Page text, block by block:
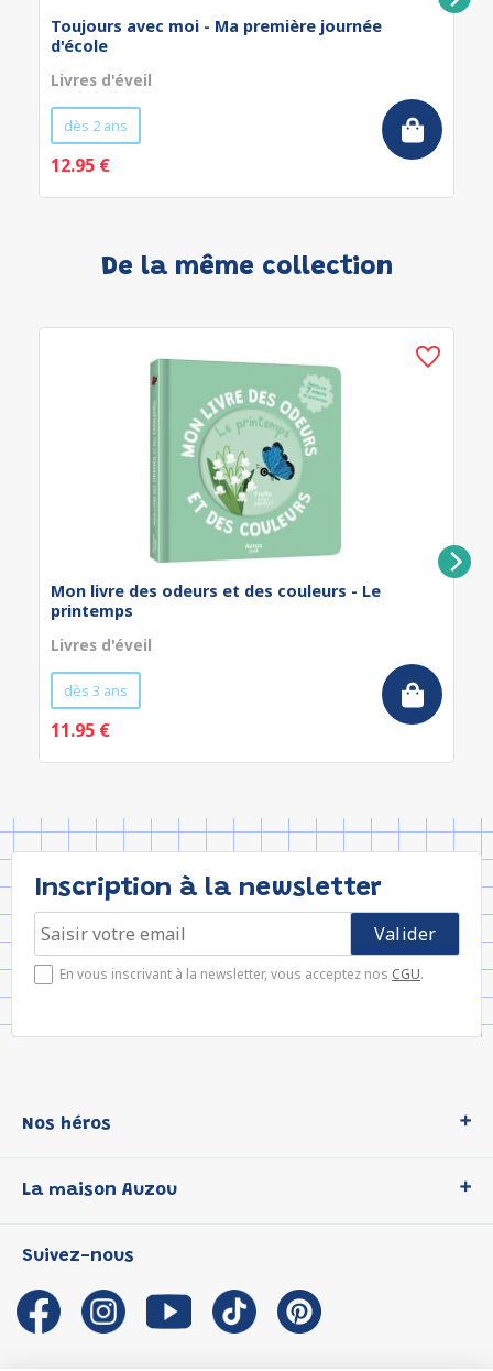
Toujours avec moi - Ma première journée
d'école
Livres d'éveil
dès 2 ans
12.95 €
De la même collection
Mon livre des odeurs et des couleurs - Le
printemps
Livres d'éveil
dès 3 ans
11.95 €
Inscription à la newsletter
En vous inscrivant à la newsletter, vous acceptez nos CGU.
Nos héros
P'tit Loup
Les Influenceuses
Migali
Petite Taupe
La maison Auzou
Notre histoire
Auzou s'engage
Auteurs et illustrateurs Auzou
Suivez-nous